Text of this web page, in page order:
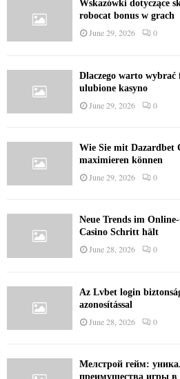
Wskazówki dotyczące
robocat bonus w grach
June 29, 2026 0
Dlaczego warto wybrać
ulubione kasyno
June 29, 2026 0
Wie Sie mit Dazardbet
maximieren können
June 29, 2026 0
Neue Trends im
Casino Schritt hält
June 28, 2026 0
Az Lvbet login
azonosítással
June 28, 2026 0
Мелстрой гейм:
преимущества игры в